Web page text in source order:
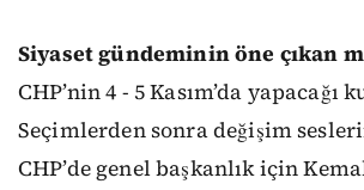
Siyaset gündeminin öne çıkan
CHP’nin 4 - 5 Kasım’da yapacağı
Seçimlerden sonra değişim
CHP’de genel başkanlık için